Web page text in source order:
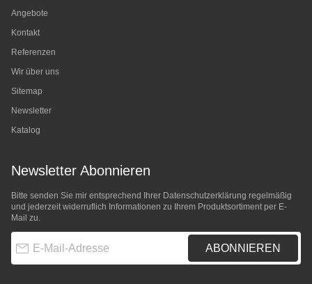
Angebote
Kontakt
Referenzen
Wir über uns
Sitemap
Newsletter
Katalog
Newsletter Abonnieren
Bitte senden Sie mir entsprechend Ihrer Datenschutzerklärung regelmäßig
und jederzeit widerruflich Informationen zu Ihrem Produktsortiment per E-
Mail zu.
ABONNIEREN